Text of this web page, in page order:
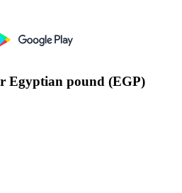
Egyptian pound (EGP)